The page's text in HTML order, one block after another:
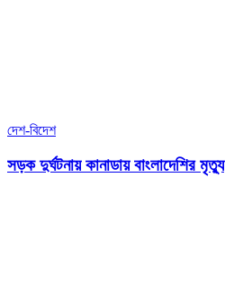
দেশ-বিদেশ
সড়ক দুর্ঘটনায় কানাডায় বাংলাদেশির মৃত্যু